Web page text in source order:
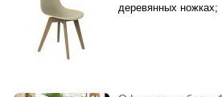
деревянных ножках;